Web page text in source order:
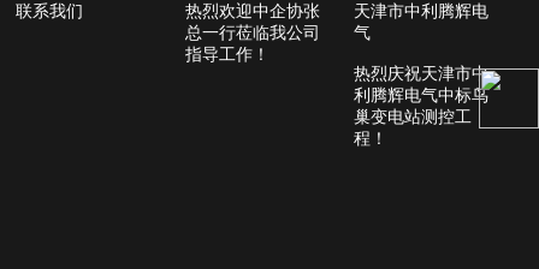
联系我们
热烈欢迎中企协张
总一行莅临我公司
指导工作！
天津市中利腾辉电
气
热烈庆祝天津市中
利腾辉电气中标鸟
巢变电站测控工
程！